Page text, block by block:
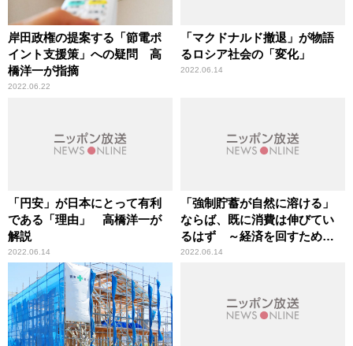
岸田政権の提案する「節電ポ
イント支援策」への疑問 高
橋洋一が指摘
2022.06.22
「マクドナルド撤退」が物語
るロシア社会の「変化」
2022.06.14
「円安」が日本にとって有利
である「理由」 高橋洋一が
解説
2022.06.14
「強制貯蓄が自然に溶ける」
ならば、既に消費は伸びてい
るはず ～経済を回すために
は「呼び水」が必要
2022.06.14